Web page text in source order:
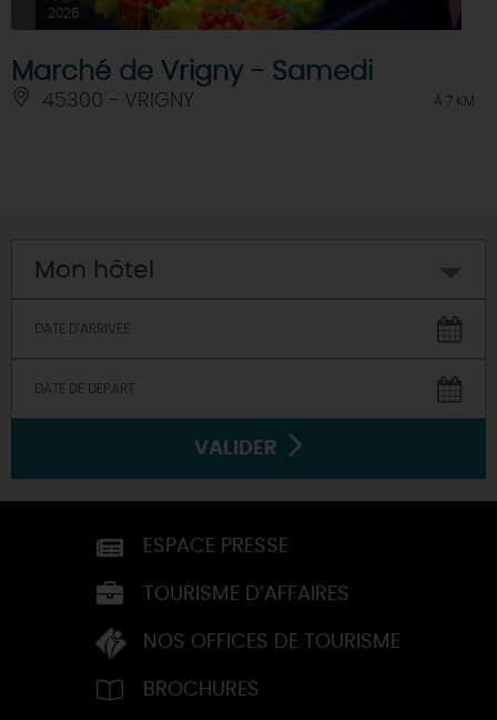
2026
Marché de Vrigny - Samedi
45300 - VRIGNY À 7 KM
Mon hôtel
VALIDER
ESPACE PRESSE
TOURISME D’AFFAIRES
NOS OFFICES DE TOURISME
BROCHURES